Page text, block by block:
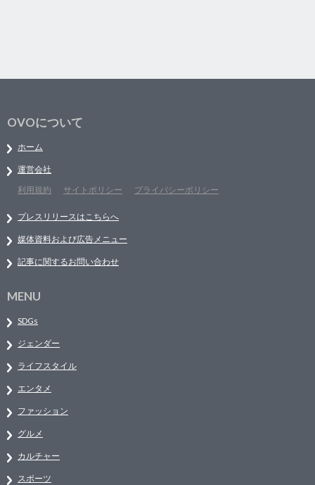
OVOについて
ホーム
運営会社
利用規約
サイトポリシー プライバシーポリシー
プレスリリースはこちらへ
媒体資料および広告メニュー
記事に関するお問い合わせ
MENU
SDGs
ジェンダー
ライフスタイル
エンタメ
ファッション
グルメ
カルチャー
スポーツ